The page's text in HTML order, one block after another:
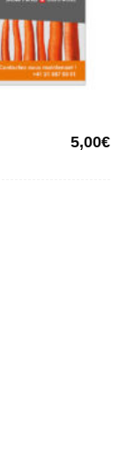
5,00€